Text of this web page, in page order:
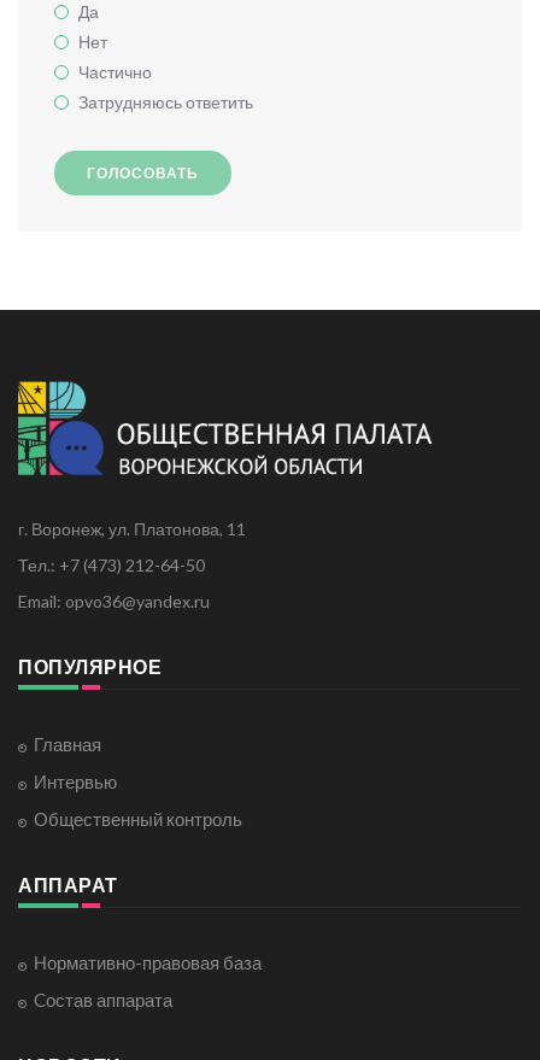
Да
Нет
Частично
Затрудняюсь ответить
ГОЛОСОВАТЬ
г. Воронеж, ул. Платонова, 11
Тел.: +7 (473) 212-64-50
Email: opvo36@yandex.ru
ПОПУЛЯРНОЕ
Главная
Интервью
Общественный контроль
АППАРАТ
Нормативно-правовая база
Cостав аппарата